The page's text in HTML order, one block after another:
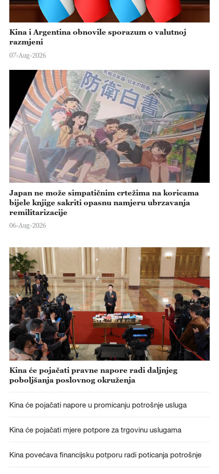
Kina i Argentina obnovile sporazum o valutnoj
razmjeni
07-Aug-2026
Japan ne može simpatičnim crtežima na koricama
bijele knjige sakriti opasnu namjeru ubrzavanja
remilitarizacije
06-Aug-2026
Kina će pojačati pravne napore radi daljnjeg
poboljšanja poslovnog okruženja
Kina će pojačati napore u promicanju potrošnje usluga
Kina će pojačati mjere potpore za trgovinu uslugama
Kina povećava financijsku potporu radi poticanja potrošnje